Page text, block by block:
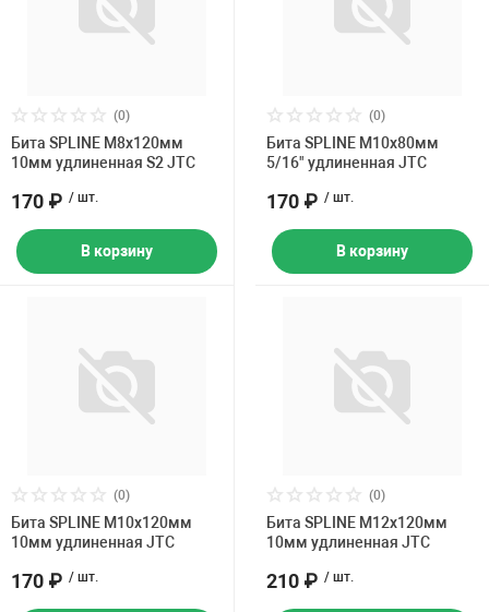
(0)
Бита SPLINE M8х120мм
10мм удлиненная S2 JTC
170 ₽ / шт.
В корзину
(0)
Бита SPLINE M10х80мм
5/16" удлиненная JTC
170 ₽ / шт.
В корзину
(0)
Бита SPLINE M10х120мм
10мм удлиненная JTC
170 ₽ / шт.
(0)
Бита SPLINE M12х120мм
10мм удлиненная JTC
210 ₽ / шт.